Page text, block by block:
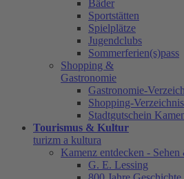
Bäder
Sportstätten
Spielplätze
Jugendclubs
Sommerferien(s)pass
Shopping &
Gastronomie
Gastronomie-
Shopping-Verzeichnis
Stadtgutschein
Tourismus & Kultur
turizm a kultura
Kamenz entdecken -
G. E. Lessing